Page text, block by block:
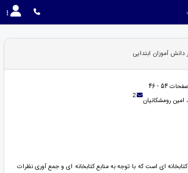
دانش آموزان ابتدایی
، امین رومشکانیان 2
ای است که با توجه به منابع کتابخانه ای و جمع آوری نظرات